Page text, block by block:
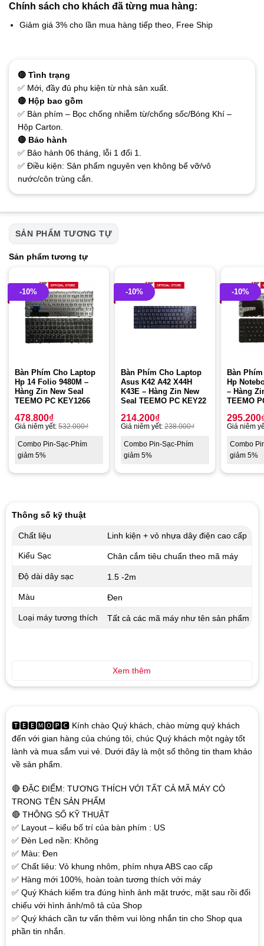
Chính sách cho khách đã từng mua hàng:
Giảm giá 3% cho lần mua hàng tiếp theo, Free Ship
🔴 Tình trạng
✅ Mới, đầy đủ phụ kiện từ nhà sản xuất.
🔴 Hộp bao gồm
✅ Bàn phím – Bọc chống nhiễm từ/chống sốc/Bóng Khí –
Hộp Carton.
🔴 Bảo hành
✅ Bảo hành 06 tháng, lỗi 1 đổi 1.
✅ Điều kiện: Sản phẩm nguyên vẹn không bể vỡ/vô
nước/côn trùng cắn.
SẢN PHẨM TƯƠNG TỰ
Sản phẩm tương tự
-10%
Bàn Phím Cho Laptop
Hp 14 Folio 9480M –
Hàng Zin New Seal
TEEMO PC KEY1266
478.800₫
Giá niêm yết: 532.000₫
Combo Pin-Sạc-Phím
giảm 5%
-10%
Bàn Phím Cho Laptop
Asus K42 A42 X44H
K43E – Hàng Zin New
Seal TEEMO PC KEY22
214.200₫
Giá niêm yết: 238.000₫
Combo Pin-Sạc-Phím
giảm 5%
-10%
Bàn
Hp
– Hàng
TEEMO
295.200
Giá niêm
Combo
giảm 5%
🆃🅴🅴🅼🅾🅿🅲 Kính chào Quý khách, chào mừng quý khách
đến với gian hàng của chúng tôi, chúc Quý khách một ngày tốt
lành và mua sắm vui vẻ. Dưới đây là một số thông tin tham khảo
về sản phẩm.
🔴 ĐẶC ĐIỂM: TƯƠNG THÍCH VỚI TẤT CẢ MÃ MÁY CÓ
TRONG TÊN SẢN PHẨM
🔴 THÔNG SỐ KỸ THUẬT
✅ Layout – kiểu bố trí của bàn phím : US
✅ Đèn Led nền: Không
✅ Màu: Đen
✅ Chất liêu: Vỏ khung nhôm, phím nhựa ABS cao cấp
✅ Hàng mới 100%, hoàn toàn tương thích với máy
✅ Quý Khách kiểm tra đúng hình ảnh mặt trước, mặt sau rồi đối
chiếu với hình ảnh/mô tả của Shop
✅ Quý khách cần tư vấn thêm vui lòng nhắn tin cho Shop qua
phần tin nhắn.
Thông số kỹ thuật
Chất liệu Linh kiện + vỏ nhựa dây điện cao cấp
Kiểu Sạc Chân cắm tiêu chuẩn theo mã máy
Độ dài dây sạc 1.5 -2m
Màu Đen
Loại máy tương thích Tất cả các mã máy như tên sản phẩm
Xem thêm